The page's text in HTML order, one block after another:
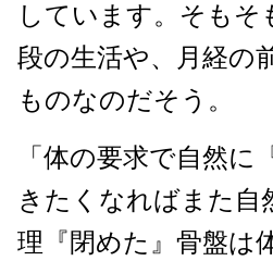
しています。そも
段の生活や、月経の
ものなのだそう。
「体の要求で自然
きたくなればまた自
理『閉めた』骨盤は